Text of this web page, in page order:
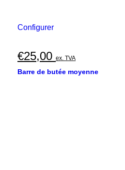
Configurer
€25,00 ex. TVA
Barre de butée moyenne